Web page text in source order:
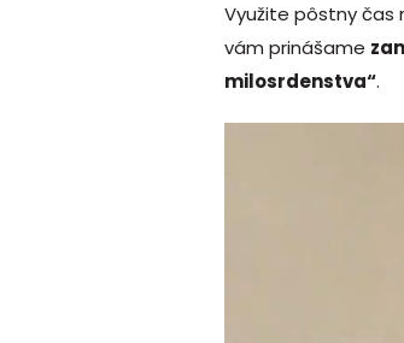
Využite pôstny čas
vám prinášame
milosrdenstva“.